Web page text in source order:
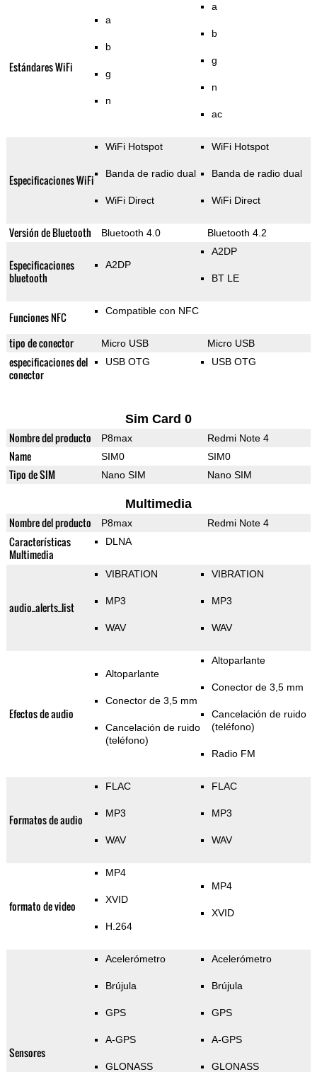
Estándares WiFi
a
b
g
n
a
b
g
n
ac
Especificaciones WiFi
WiFi Hotspot
Banda de radio dual
WiFi Direct
WiFi Hotspot
Banda de radio dual
WiFi Direct
Versión de Bluetooth Bluetooth 4.0 Bluetooth 4.2
Especificaciones
bluetooth
A2DP
A2DP
BT LE
Funciones NFC Compatible con NFC
tipo de conector Micro USB Micro USB
especificaciones del
conector
USB OTG USB OTG
Sim Card 0
Nombre del producto P8max Redmi Note 4
Name SIM0 SIM0
Tipo de SIM Nano SIM Nano SIM
Multimedia
Nombre del producto P8max Redmi Note 4
Características
Multimedia
DLNA
audio_alerts_list
VIBRATION
MP3
WAV
VIBRATION
MP3
WAV
Efectos de audio
Altoparlante
Conector de 3,5 mm
Cancelación de ruido
(teléfono)
Altoparlante
Conector de 3,5 mm
Cancelación de ruido
(teléfono)
Radio FM
Formatos de audio
FLAC
MP3
WAV
FLAC
MP3
WAV
formato de video
MP4
XVID
H.264
MP4
XVID
Sensores
Acelerómetro
Brújula
GPS
A-GPS
GLONASS
Acelerómetro
Brújula
GPS
A-GPS
GLONASS